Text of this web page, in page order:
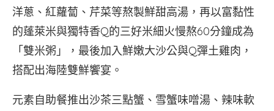
洋蔥、紅蘿蔔、芹菜等熬製鮮甜高湯，再以富黏性
的蓬萊米與獨特香Q的三好米細火慢熬60分鐘成為
「雙米粥」，最後加入鮮嫩大沙公與Q彈土雞肉，
搭配出海陸雙鮮饗宴。
元素自助餐推出沙茶三點蟹、雪蟹味噌湯、辣味軟